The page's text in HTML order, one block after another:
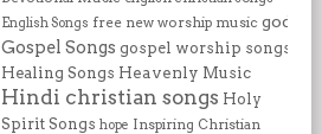
English Songs free new worship music god
Gospel Songs gospel worship songs
Healing Songs Heavenly Music
Hindi christian songs Holy
Spirit Songs hope Inspiring Christian